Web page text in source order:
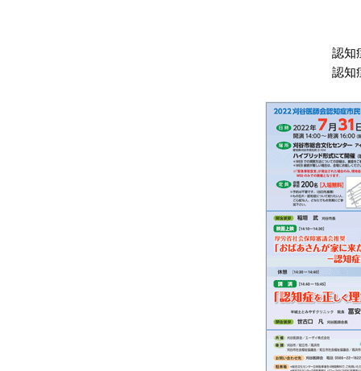
認知
認知